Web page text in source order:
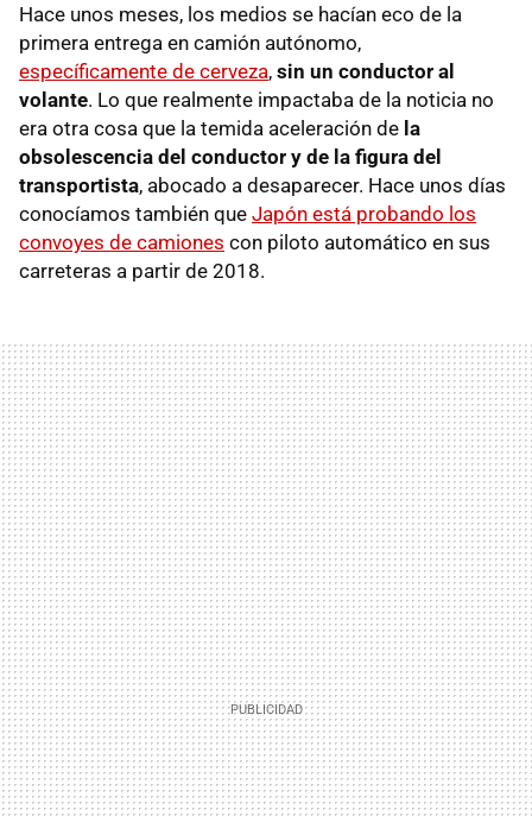
Hace unos meses, los medios se hacían eco de la
primera entrega en camión autónomo,
específicamente de cerveza, sin un conductor al
volante. Lo que realmente impactaba de la noticia no
era otra cosa que la temida aceleración de la
obsolescencia del conductor y de la figura del
transportista, abocado a desaparecer. Hace unos días
conocíamos también que Japón está probando los
convoyes de camiones con piloto automático en sus
carreteras a partir de 2018.